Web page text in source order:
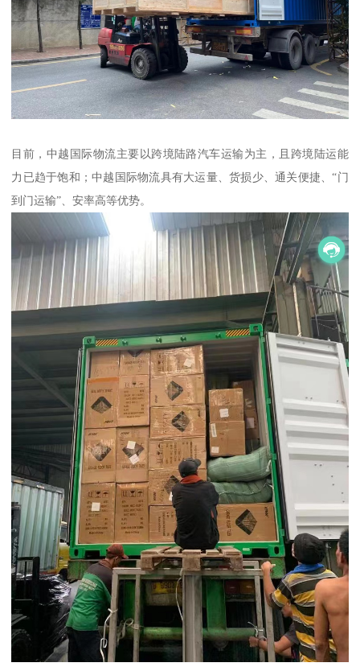
目前，中越国际物流主要以跨境陆路汽车运输为主，且跨境陆运能
力已趋于饱和；中越国际物流具有大运量、货损少、通关便捷、“门
到门运输”、安率高等优势。